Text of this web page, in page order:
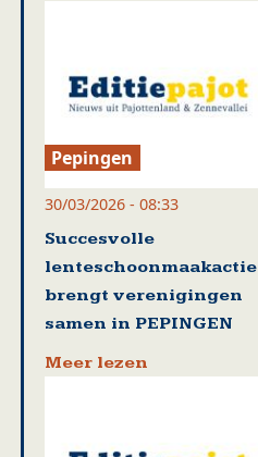
Pepingen
30/03/2026 - 08:33
Succesvolle
lenteschoonmaakactie
brengt verenigingen
samen in PEPINGEN
Meer lezen